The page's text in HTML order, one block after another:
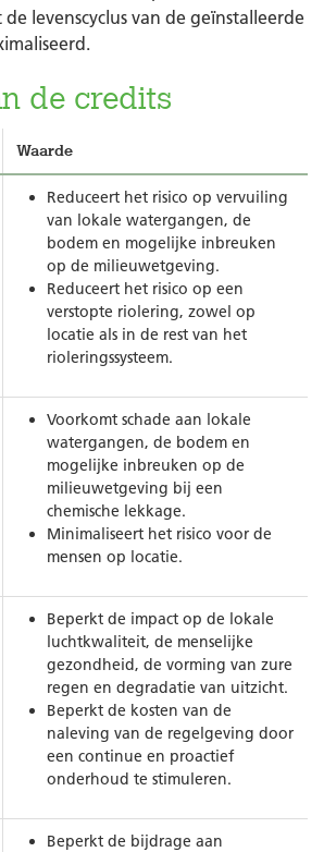
levenscyclus van de geïnstalleerde
de credits
Waarde
Reduceert het risico op vervuiling
van lokale watergangen, de
bodem en mogelijke inbreuken
op de milieuwetgeving.
Reduceert het risico op een
verstopte riolering, zowel op
locatie als in de rest van het
rioleringssysteem.
Voorkomt schade aan lokale
watergangen, de bodem en
mogelijke inbreuken op de
milieuwetgeving bij een
chemische lekkage.
Minimaliseert het risico voor de
mensen op locatie.
Beperkt de impact op de lokale
luchtkwaliteit, de menselijke
gezondheid, de vorming van zure
regen en degradatie van uitzicht.
Beperkt de kosten van de
naleving van de regelgeving door
een continue en proactief
onderhoud te stimuleren.
Beperkt de bijdrage aan